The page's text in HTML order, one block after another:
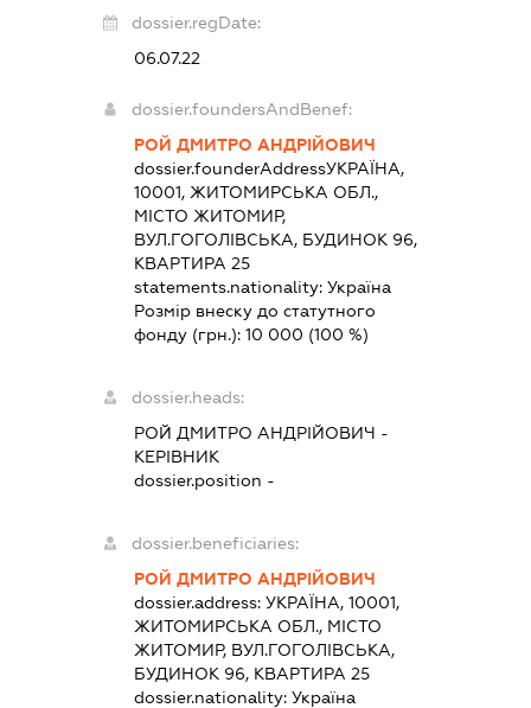
dossier.regDate:
06.07.22
dossier.foundersAndBenef:
РОЙ ДМИТРО АНДРІЙОВИЧ
dossier.founderAddressУКРАЇНА,
10001, ЖИТОМИРСЬКА ОБЛ.,
МІСТО ЖИТОМИР,
ВУЛ.ГОГОЛІВСЬКА, БУДИНОК 96,
КВАРТИРА 25
statements.nationality: Україна
Розмір внеску до статутного
фонду (грн.): 10 000 (100 %)
dossier.heads:
РОЙ ДМИТРО АНДРІЙОВИЧ -
КЕРІВНИК
dossier.position -
dossier.beneficiaries:
РОЙ ДМИТРО АНДРІЙОВИЧ
dossier.address: УКРАЇНА, 10001,
ЖИТОМИРСЬКА ОБЛ., МІСТО
ЖИТОМИР, ВУЛ.ГОГОЛІВСЬКА,
БУДИНОК 96, КВАРТИРА 25
dossier.nationality: Україна